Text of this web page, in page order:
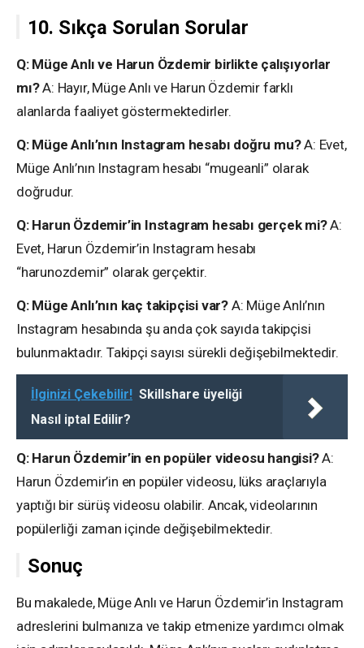
10. Sıkça Sorulan Sorular
Q: Müge Anlı ve Harun Özdemir birlikte çalışıyorlar
mı?A: Hayır, Müge Anlı ve Harun Özdemir farklı
alanlarda faaliyet göstermektedirler.
Q: Müge Anlı’nın Instagram hesabı doğru mu?A: Evet,
Müge Anlı’nın Instagram hesabı “mugeanli” olarak
doğrudur.
Q: Harun Özdemir’in Instagram hesabı gerçek mi?A:
Evet, Harun Özdemir’in Instagram hesabı
“harunozdemir” olarak gerçektir.
Q: Müge Anlı’nın kaç takipçisi var? A: Müge Anlı’nın
Instagram hesabında şu anda çok sayıda takipçisi
bulunmaktadır. Takipçi sayısı sürekli değişebilmektedir.
İlginizi Çekebilir! Skillshare üyeliği
Nasıl iptal Edilir?
Q: Harun Özdemir’in en popüler videosu hangisi?A:
Harun Özdemir’in en popüler videosu, lüks araçlarıyla
yaptığı bir sürüş videosu olabilir. Ancak, videolarının
popülerliği zaman içinde değişebilmektedir.
Sonuç
Bu makalede, Müge Anlı ve Harun Özdemir’in Instagram
adreslerini bulmanıza ve takip etmenize yardımcı olmak